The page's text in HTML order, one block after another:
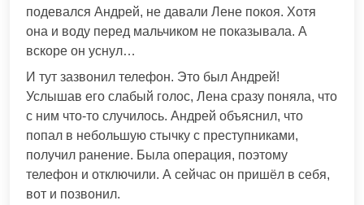
подевался Андрей, не давали Лене покоя. Хотя
она и воду перед мальчиком не показывала. А
вскоре он уснул…
И тут зазвонил телефон. Это был Андрей!
Услышав его слабый голос, Лена сразу поняла, что
с ним что-то случилось. Андрей объяснил, что
попал в небольшую стычку с преступниками,
получил ранение. Была операция, поэтому
телефон и отключили. А сейчас он пришёл в себя,
вот и позвонил.